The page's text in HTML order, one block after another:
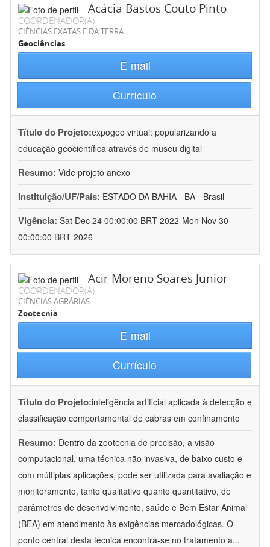
Acácia Bastos Couto Pinto
COORDENADOR(A)
CIÊNCIAS EXATAS E DA TERRA
Geociências
E-mail
Currículo
Título do Projeto:expogeo virtual: popularizando a
educação geocientífica através de museu digital
Resumo: Vide projeto anexo
Instituição/UF/País: ESTADO DA BAHIA - BA - Brasil
Vigência: Sat Dec 24 00:00:00 BRT 2022-Mon Nov 30
00:00:00 BRT 2026
Acir Moreno Soares Junior
COORDENADOR(A)
CIÊNCIAS AGRÁRIAS
Zootecnia
E-mail
Currículo
Título do Projeto:inteligência artificial aplicada à detecção e
classificação comportamental de cabras em confinamento
Resumo: Dentro da zootecnia de precisão, a visão
computacional, uma técnica não invasiva, de baixo custo e
com múltiplas aplicações, pode ser utilizada para avaliação e
monitoramento, tanto qualitativo quanto quantitativo, de
parâmetros de desenvolvimento, saúde e Bem Estar Animal
(BEA) em atendimento às exigências mercadológicas. O
ponto central desta técnica encontra-se no tratamento a...